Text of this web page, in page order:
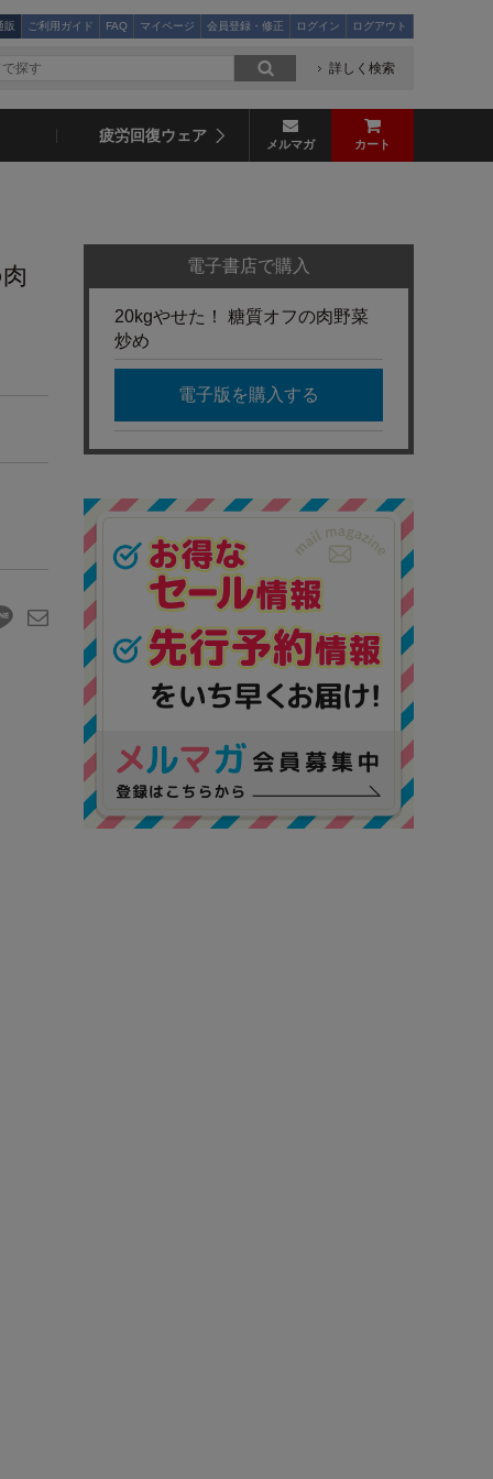
販 ご利用ガイド FAQ マイページ 会員登録・修正 ログイン ログアウト
詳しく検索
疲労回復ウェア メルマガ カート
電子書店で購入
20kgやせた！ 糖質オフの肉野菜
炒め
電子版を購入する